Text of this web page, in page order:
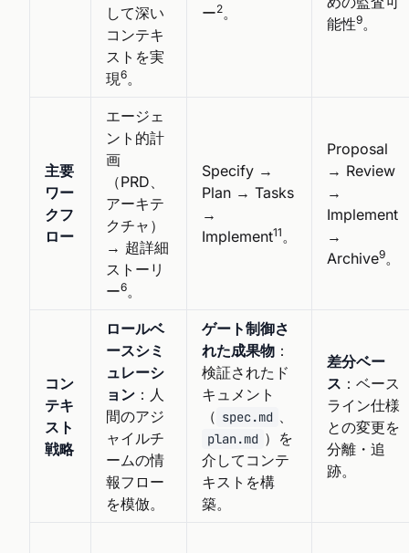
して深い
コンテキ
ストを実
現6。
ー2。
能性9。
主要
ワー
クフ
ロー
エージェ
ント的計
画
（PRD、
アーキテ
クチャ）
→ 超詳細
ストーリ
ー6。
Specify →
Plan → Tasks
→
Implement11。
Proposal
→ Review
→
Implement
→
Archive9。
コン
テキ
スト
戦略
ロールベ
ースシミ
ュレーシ
ョン ：人
間のアジ
ャイルチ
ームの情
報フロー
を模倣。
ゲート制御さ
れた成果物 ：
検証されたド
キュメント
（ spec.md 、
plan.md ）を
介してコンテ
キストを構
築。
差分ベー
ス ：ベース
ライン仕様
との変更を
分離・追
跡。